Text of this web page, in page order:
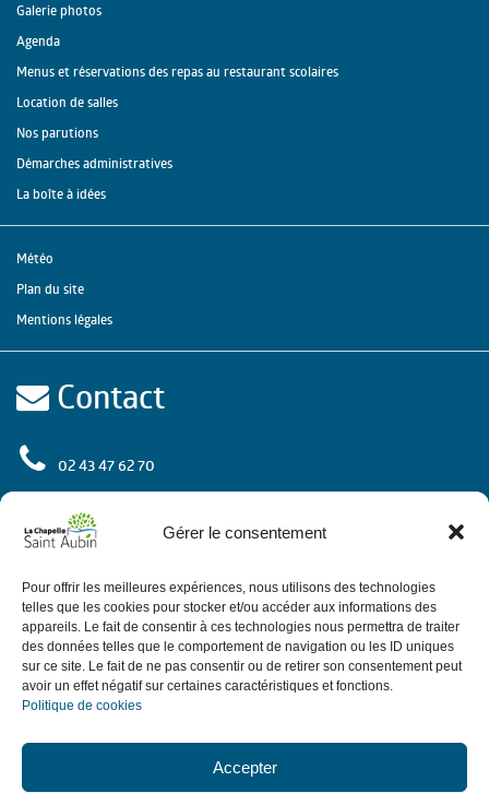
Gérer le consentement
Pour offrir les meilleures expériences, nous utilisons des technologies
telles que les cookies pour stocker et/ou accéder aux informations des
appareils. Le fait de consentir à ces technologies nous permettra de traiter
des données telles que le comportement de navigation ou les ID uniques
sur ce site. Le fait de ne pas consentir ou de retirer son consentement peut
avoir un effet négatif sur certaines caractéristiques et fonctions.
Politique de cookies
Accepter
Galerie photos
Agenda
Menus et réservations des repas au restaurant scolaires
Location de salles
Nos parutions
Démarches administratives
La boîte à idées
Météo
Plan du site
Mentions légales
Contact
02 43 47 62 70
rue de l'Europe
72 650 La Chapelle Saint Aubin
Contactez-nous
Horaires
sauf le jeudi